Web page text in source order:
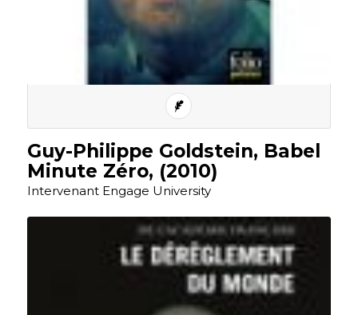
Guy-Philippe Goldstein, Babel
Minute Zéro, (2010)
Intervenant Engage University